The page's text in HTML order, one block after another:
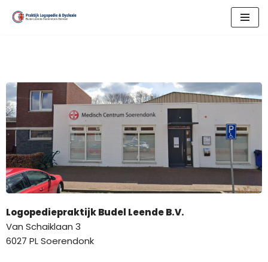
Logopediepraktijk Budel Leende B.V.
Van Schaiklaan 3
6027 PL Soerendonk